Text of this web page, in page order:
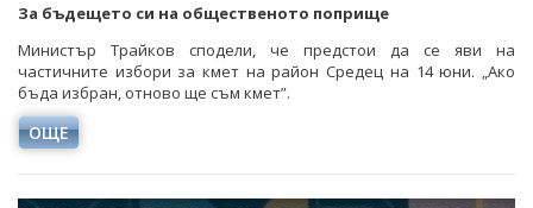
За бъдещето си на общественото поприще
Министър Трайков сподели, че предстои да се яви на
частичните избори за кмет на район Средец на 14 юни. „Ако
бъда избран, отново ще съм кмет”.
ОЩЕ